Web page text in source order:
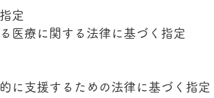
定
医療に関する法律に基づく指定
に支援するための法律に基づく指定